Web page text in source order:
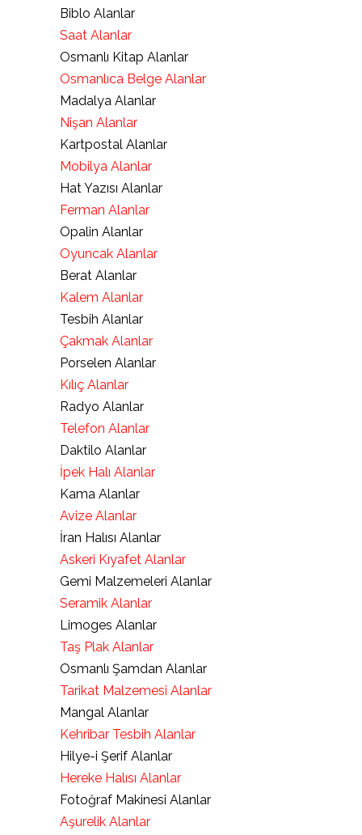
Biblo Alanlar
Saat Alanlar
Osmanlı Kitap Alanlar
Osmanlıca Belge Alanlar
Madalya Alanlar
Nişan Alanlar
Kartpostal Alanlar
Mobilya Alanlar
Hat Yazısı Alanlar
Ferman Alanlar
Opalin Alanlar
Oyuncak Alanlar
Berat Alanlar
Kalem Alanlar
Tesbih Alanlar
Çakmak Alanlar
Porselen Alanlar
Kılıç Alanlar
Radyo Alanlar
Telefon Alanlar
Daktilo Alanlar
İpek Halı Alanlar
Kama Alanlar
Avize Alanlar
İran Halısı Alanlar
Askeri Kıyafet Alanlar
Gemi Malzemeleri Alanlar
Seramik Alanlar
Limoges Alanlar
Taş Plak Alanlar
Osmanlı Şamdan Alanlar
Tarikat Malzemesi Alanlar
Mangal Alanlar
Kehribar Tesbih Alanlar
Hilye-i Şerif Alanlar
Hereke Halısı Alanlar
Fotoğraf Makinesi Alanlar
Aşurelik Alanlar